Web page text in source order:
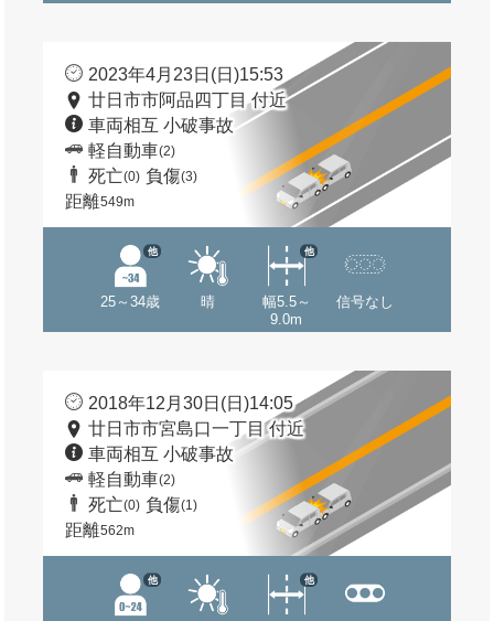
2023年4月23日(日)15:53
廿日市市阿品四丁目 付近
車両相互 小破事故
軽自動車(2)
死亡(0) 負傷(3)
距離549m
25～34歳
他
晴
幅5.5～
9.0m
他
信号なし
2018年12月30日(日)14:05
廿日市市宮島口一丁目 付近
車両相互 小破事故
軽自動車(2)
死亡(0) 負傷(1)
距離562m
他 他